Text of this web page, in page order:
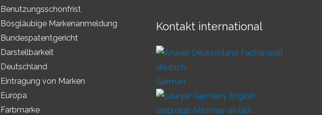
Benutzungsschonfrist
Bösgläubige Markenanmeldung
Bundespatentgericht
Darstellbarkeit
Deutschland
Eintragung von Marken
Europa
Farbmarke
Kontakt international
German